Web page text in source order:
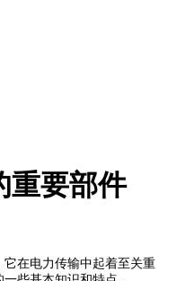
重要部件
在电力传输中起着至关重